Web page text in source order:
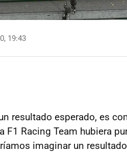
19:43
resultado esperado, es
F1 Racing Team hubiera
imaginar un